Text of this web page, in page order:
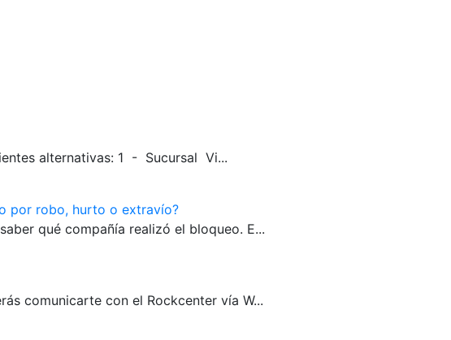
alternativas: 1 - Sucursal Vi...
por robo, hurto o extravío?
qué compañía realizó el bloqueo. E...
comunicarte con el Rockcenter vía W...